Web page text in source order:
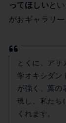
ってほしいと
がおギャラリ
とくに、アサ
学オキシダン
が強く、葉の
現し、私たち
くれます。